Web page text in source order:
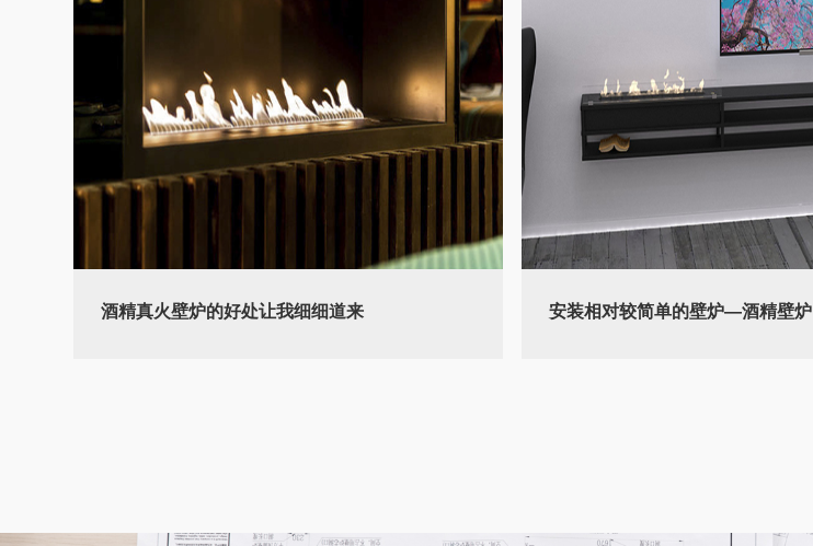
酒精真火壁炉的好处让我细细道来 安装相对较简单的壁炉—酒精壁炉